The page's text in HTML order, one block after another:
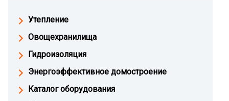
Утепление
Овощехранилища
Гидроизоляция
Энергоэффективное домостроение
Каталог оборудования